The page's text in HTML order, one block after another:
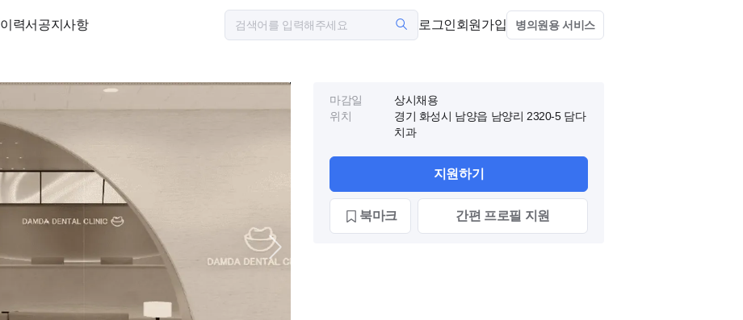
이력서 공지사항 로그인회원가입 병의원용 서비스
마감일
상시채용
위치
경기 화성시 남양읍 남양리 2320-5 담다
치과
지원하기
북마크 간편 프로필 지원